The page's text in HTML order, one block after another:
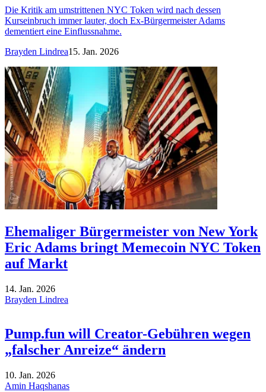
Die Kritik am umstrittenen NYC Token wird nach dessen
Kurseinbruch immer lauter, doch Ex-Bürgermeister Adams
dementiert eine Einflussnahme.
Brayden Lindrea15. Jan. 2026
Ehemaliger Bürgermeister von New York
Eric Adams bringt Memecoin NYC Token
auf Markt
14. Jan. 2026
Brayden Lindrea
Pump.fun will Creator-Gebühren wegen
„falscher Anreize“ ändern
10. Jan. 2026
Amin Haqshanas